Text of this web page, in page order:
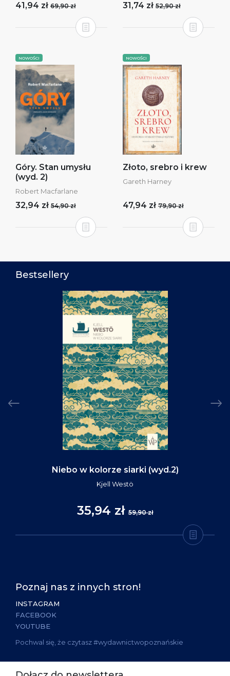
41,94 zł 69,90 zł 31,74 zł 52,90 zł
NOWOŚCI
Góry. Stan umysłu
(wyd. 2)
Robert Macfarlane
32,94 zł 54,90 zł
NOWOŚCI
Złoto, srebro i krew
Gareth Harney
47,94 zł 79,90 zł
Bestsellery
Niebo w kolorze siarki (wyd.2)
Kjell Westö
35,94 zł 59,90 zł
Poznaj nas z innych stron!
INSTAGRAM
FACEBOOK
YOUTUBE
Pochwal się, że czytasz #wydawnictwopoznańskie